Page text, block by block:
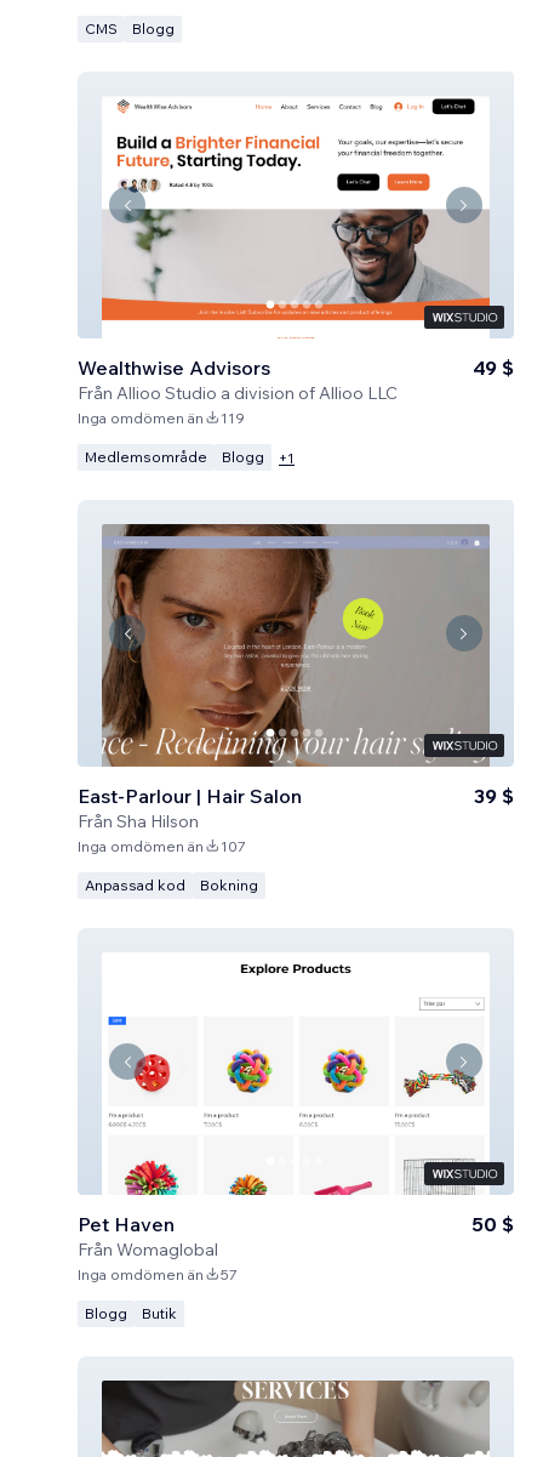
CMS Blogg
Wealthwise Advisors
Från Allioo Studio a division of Allioo LLC
49 $
Inga omdömen än 119
Medlemsområde Blogg +1
East-Parlour | Hair Salon
Från Sha Hilson
39 $
Inga omdömen än 107
Anpassad kod Bokning
Pet Haven
Från Womaglobal
50 $
Inga omdömen än 57
Blogg Butik